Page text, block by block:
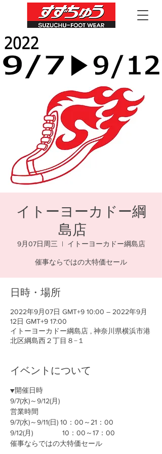
イトーヨーカドー綱
島店
9月07日周三
  |
イトーヨーカドー綱島店
催事ならではの大特価セール
日時・場所
2022年9月07日 GMT+9 10:00 – 2022年9月
12日 GMT+9 17:00
イトーヨーカドー綱島店 , 神奈川県横浜市港
北区綱島西２丁目８−１
イベントについて
▼開催日時
9/7(水)～9/12(月)
営業時間
9/7(水)～9/11(日) 10：00～21：00
9/12(月)　           10：00～17：00
催事ならではの大特価セール